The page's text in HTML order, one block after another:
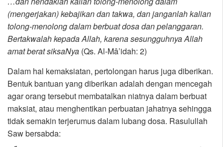
(mengerjakan)kebajikan dan takwa, dan janganlah kalian
tolong-menolong dalam berbuat dosa dan pelanggaran.
Bertakwalah kepada Allah, karena sesungguhnya Allah
amat berat siksaNya (Qs. Al-Mâ’idah: 2)
Dalam hal kemaksiatan, pertolongan harus juga diberikan.
Bentuk bantuan yang diberikan adalah dengan mencegah
agar orang tersebut membatalkan niatnya dalam berbuat
maksiat, atau menghentikan perbuatan jahatnya sehingga
tidak semakin terjerumus dalam lubang dosa. Rasulullah
Saw bersabda: